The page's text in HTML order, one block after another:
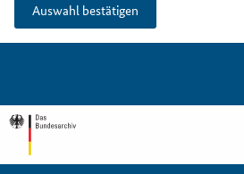
Auswahl bestätigen